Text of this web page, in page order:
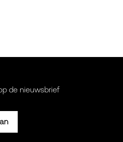
de nieuwsbrief